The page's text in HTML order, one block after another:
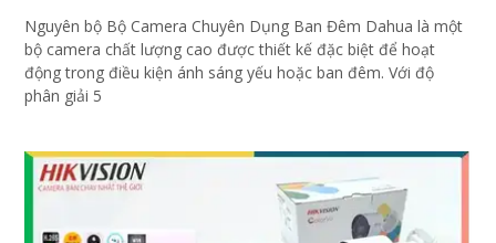
Nguyên bộ Bộ Camera Chuyên Dụng Ban Đêm Dahua là một
bộ camera chất lượng cao được thiết kế đặc biệt để hoạt
động trong điều kiện ánh sáng yếu hoặc ban đêm. Với độ
phân giải 5